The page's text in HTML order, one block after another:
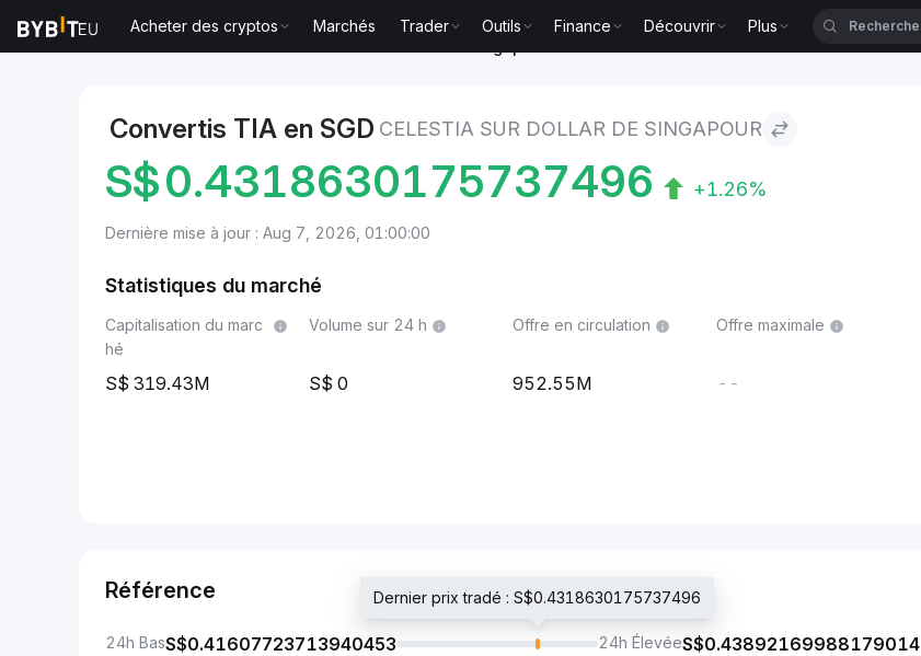
Acheter des cryptos Marchés Trader Outils Finance Découvrir Plus
Convertis TIA en SGD CELESTIA SUR DOLLAR DE SINGAPOUR
S$0.4318630175737496 +1.26%
Dernière mise à jour : Aug 7, 2026, 01:00:00
Statistiques du marché
Capitalisation du marc
hé
319.43M
Volume sur 24 h
0
Offre en circulation
952.55M
Offre maximale
--
Référence
24h BasS$0.41607723713940453
Dernier prix tradé : S$0.4318630175737496
24h ÉlevéeS$0.43892169988179014